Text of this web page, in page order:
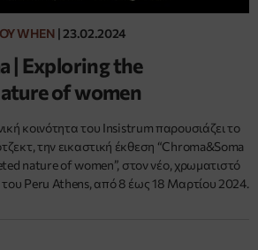
WHEN |23.02.2024
| Exploring the
of women
κοινότητα του Insistrum παρουσιάζει το
την εικαστική έκθεση “Chroma&Soma
nature of women”, στον νέο, χρωματιστό
Peru Athens, από 8 έως 18 Μαρτίου 2024.